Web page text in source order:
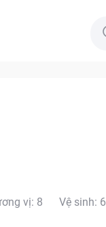
vị: 8 Vệ sinh: 6